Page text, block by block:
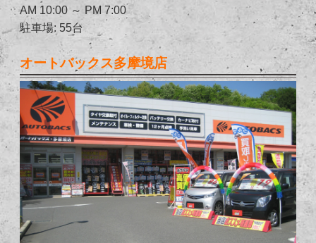
AM 10:00 ～ PM 7:00
駐車場: 55台
オートバックス多摩境店